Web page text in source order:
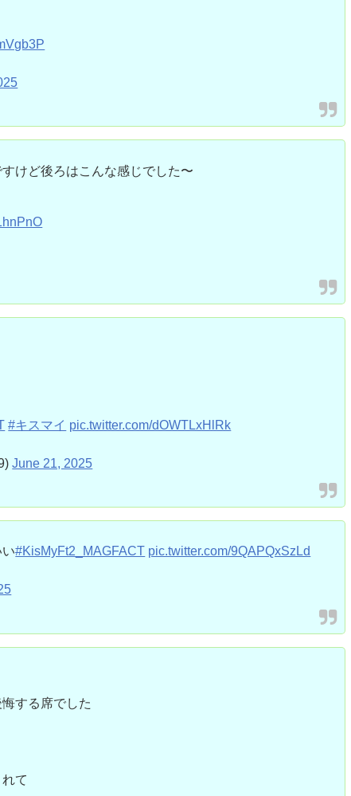
けど後ろはこんな感じでした〜
#キスマイ pic.twitter.com/dOWTLxHlRk
June 21, 2025
い#KisMyFt2_MAGFACT pic.twitter.com/9QAPQxSzLd
する席でした
て